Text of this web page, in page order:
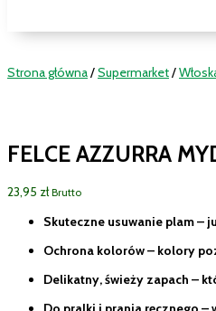
Strona główna/Supermarket/
FELCE AZZURRA
23,95 zł Brutto
Skuteczne usuwanie plam –
Ochrona kolorów – kolory
Delikatny, świeży zapach –